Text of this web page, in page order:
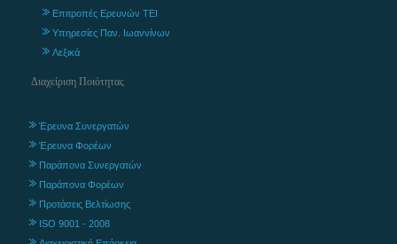
Επιτροπές Ερευνών ΤΕΙ
Υπηρεσίες Παν. Ιωαννίνων
Λεξικά
Διαχείριση Ποιότητας
Έρευνα Συνεργατών
Έρευνα Φορέων
Παράπονα Συνεργατών
Παράπονα Φορέων
Προτάσεις Βελτίωσης
ISO 9001 - 2008